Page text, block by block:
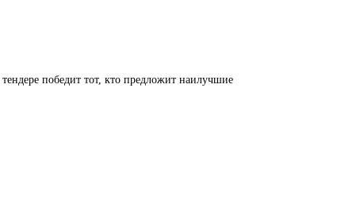
победит тот, кто предложит наилучшие